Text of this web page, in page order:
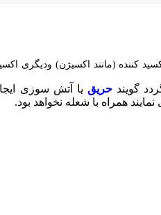
کننده (مانند اکسیژن) ودیگری
گویند حریق یا آتش سوزی
همراه با شعله نخواهد بود.